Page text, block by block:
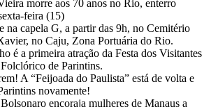
morre aos 70 anos no Rio, enterro
feira (15)
na capela G, a partir das 9h, no Cemitério
no Caju, Zona Portuária do Rio.
é a primeira atração da Festa dos Visitantes
de Parintins.
A “Feijoada do Paulista” está de volta e
novamente!
encoraja mulheres de Manaus a